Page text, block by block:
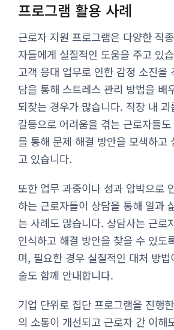
프로그램 활용 사례
근로자 지원 프로그램은 다양한 직
자들에게 실질적인 도움을 주고 있
고객 응대 업무로 인한 감정 소진을
담을 통해 스트레스 관리 방법을 배
되찾는 경우가 많습니다. 직장 내 괴
갈등으로 어려움을 겪는 근로자들
를 통해 문제 해결 방안을 모색하고
고 있습니다.
또한 업무 과중이나 성과 압박으로
하는 근로자들이 상담을 통해 일과
는 사례도 많습니다. 상담사는 근로
인식하고 해결 방안을 찾을 수 있도
며, 필요한 경우 실질적인 대처 방
술도 함께 안내합니다.
기업 단위로 집단 프로그램을 진행
의 소통이 개선되고 근로자 간 이해